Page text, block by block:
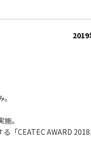
2019
。
「CEATEC AWARD